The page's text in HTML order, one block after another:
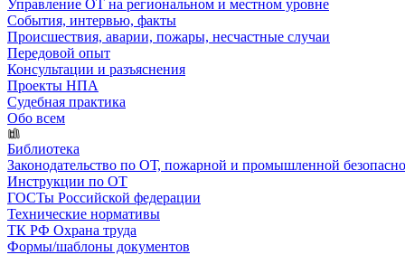
Управление ОТ на региональном и местном уровне
События, интервью, факты
Происшествия, аварии, пожары, несчастные случаи
Передовой опыт
Консультации и разъяснения
Проекты НПА
Судебная практика
Обо всем
Библиотека
Законодательство по ОТ, пожарной и промышленной
Инструкции по ОТ
ГОСТы Российской федерации
Технические нормативы
ТК РФ Охрана труда
Формы/шаблоны документов